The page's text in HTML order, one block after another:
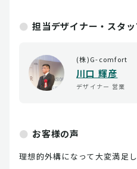
担当デザイナー・スタッ
(株)G-comfort
川口 輝彦
デザイナー 営業
お客様の声
理想的外構になって大変満足し